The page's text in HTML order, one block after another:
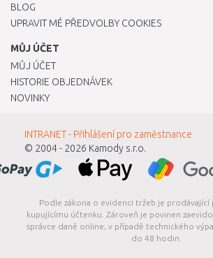
BLOG
UPRAVIT MÉ PŘEDVOLBY COOKIES
MŮJ ÚČET
MŮJ ÚČET
HISTORIE OBJEDNÁVEK
NOVINKY
INTRANET - Přihlášení pro zaměstnance
© 2004 - 2026 Kamody s.r.o.
Podle zákona o evidenci tržeb je prodávající
kupujícímu účtenku. Zároveň je povinen
správce daně online; v případě technického
do 48 hodin.